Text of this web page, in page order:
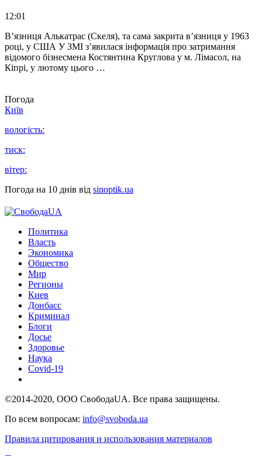
12:01
В’язниця Алькатрас (Скеля), та сама закрита в’язниця у 1963
році, у США У ЗМІ з’явилася інформація про затримання
відомого бізнесмена Костянтина Круглова у м. Лімасол, на
Кіпрі, у лютому цього …
Погода
Київ
вологість:
тиск:
вітер:
Погода на 10 днів від sinoptik.ua
Политика
Власть
Экономика
Общество
Мир
Регионы
Киев
Донбасс
Криминал
Блоги
Досье
Здоровье
Наука
Covid-19
©2014-2020, ООО СвободаUA. Все права защищены.
По всем вопросам: info@svoboda.ua
Правила цитирования и использования материалов